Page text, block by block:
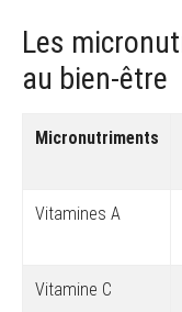
Les
au bien-être
Micronutriments
Vitamines A
Vitamine C